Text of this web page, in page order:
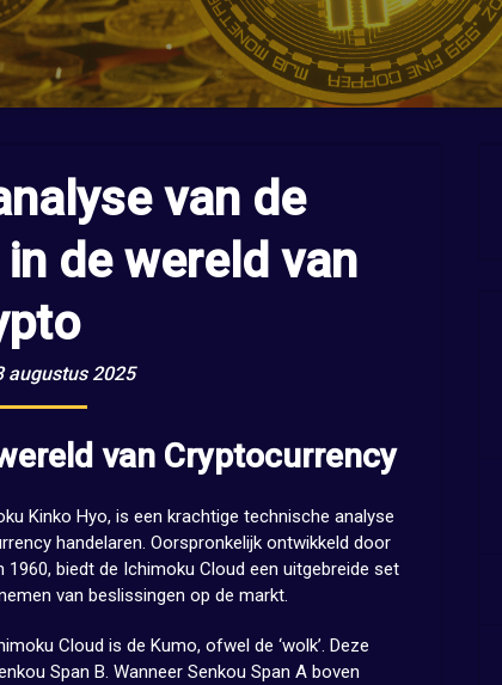
van de
de wereld van
augustus 2025
van Cryptocurrency
Kinko Hyo, is een krachtige technische analyse
handelaren. Oorspronkelijk ontwikkeld door
biedt de Ichimoku Cloud een uitgebreide set
van beslissingen op de markt.
Cloud is de Kumo, ofwel de ‘wolk’. Deze
Span B. Wanneer Senkou Span A boven